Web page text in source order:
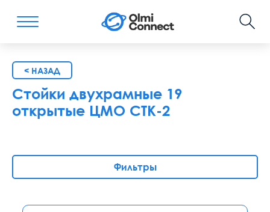
< НАЗАД
Стойки двухрамные 19
открытые ЦМО СТК-2
Фильтры